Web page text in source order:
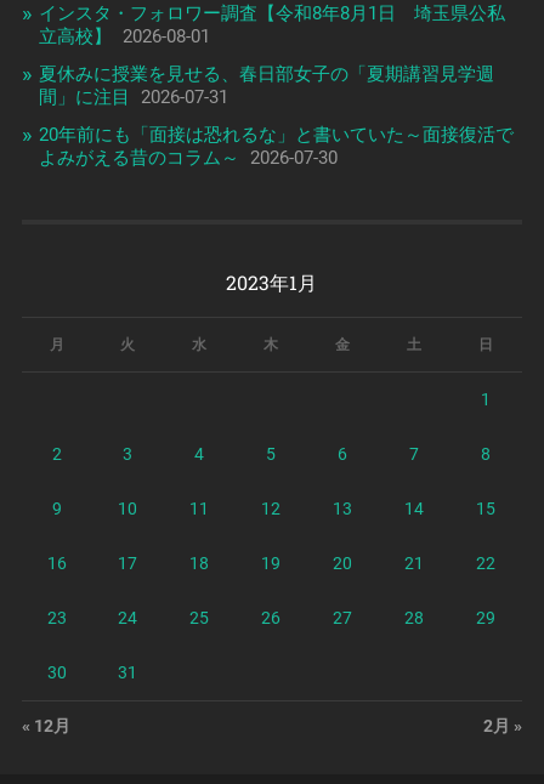
インスタ・フォロワー調査【令和8年8月1日 埼玉県公私
立高校】
2026-08-01
夏休みに授業を見せる、春日部女子の「夏期講習見学週
間」に注目
2026-07-31
20年前にも「面接は恐れるな」と書いていた～面接復活で
よみがえる昔のコラム～
2026-07-30
2023年1月
月 火 水 木 金 土 日
1
2 3 4 5 6 7 8
9 10 11 12 13 14 15
16 17 18 19 20 21 22
23 24 25 26 27 28 29
30 31
« 12月 2月 »